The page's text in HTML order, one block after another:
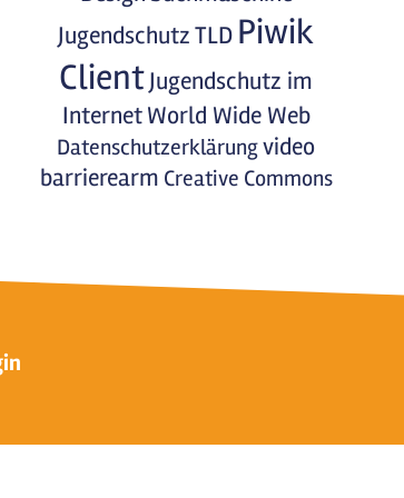
Jugendschutz TLD Piwik
ClientJugendschutz im
Internet World Wide Web
Datenschutzerklärungvideo
barrierearm Creative Commons